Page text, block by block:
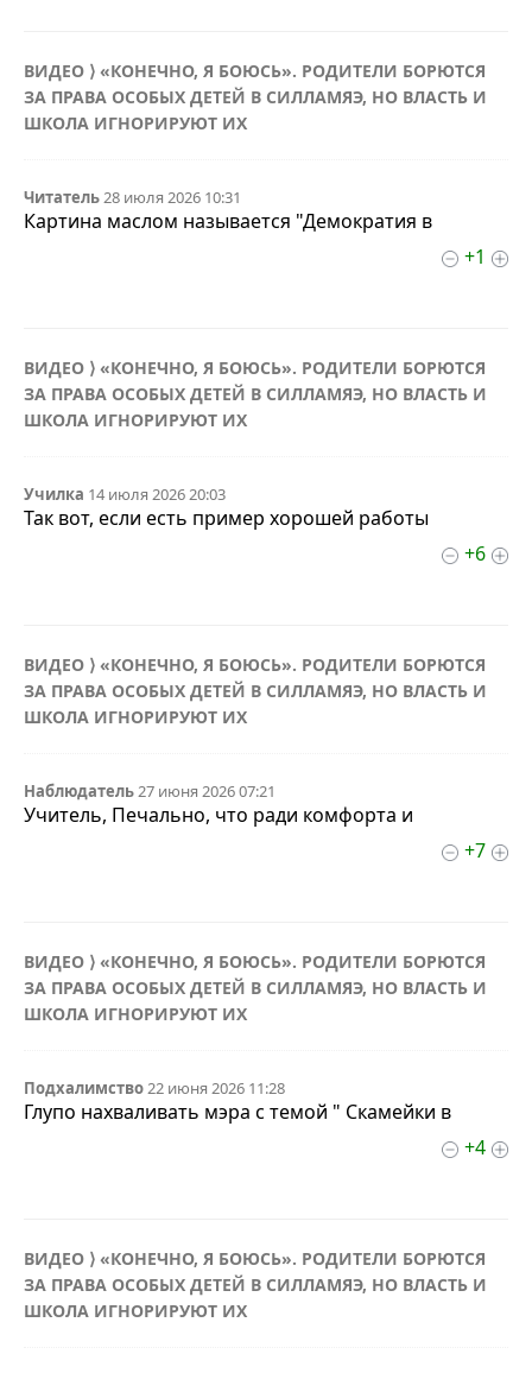
ВИДЕО ⟩ «КОНЕЧНО, Я БОЮСЬ». РОДИТЕЛИ БОРЮТСЯ
ЗА ПРАВА ОСОБЫХ ДЕТЕЙ В СИЛЛАМЯЭ, НО ВЛАСТЬ И
ШКОЛА ИГНОРИРУЮТ ИХ
Читатель28 июля 2026 10:31
Картина маслом называется "Демократия в
+1
ВИДЕО ⟩ «КОНЕЧНО, Я БОЮСЬ». РОДИТЕЛИ БОРЮТСЯ
ЗА ПРАВА ОСОБЫХ ДЕТЕЙ В СИЛЛАМЯЭ, НО ВЛАСТЬ И
ШКОЛА ИГНОРИРУЮТ ИХ
Училка 14 июля 2026 20:03
Так вот, если есть пример хорошей работы
+6
ВИДЕО ⟩ «КОНЕЧНО, Я БОЮСЬ». РОДИТЕЛИ БОРЮТСЯ
ЗА ПРАВА ОСОБЫХ ДЕТЕЙ В СИЛЛАМЯЭ, НО ВЛАСТЬ И
ШКОЛА ИГНОРИРУЮТ ИХ
Наблюдатель27 июня 2026 07:21
Учитель, Печально, что ради комфорта и
+7
ВИДЕО ⟩ «КОНЕЧНО, Я БОЮСЬ». РОДИТЕЛИ БОРЮТСЯ
ЗА ПРАВА ОСОБЫХ ДЕТЕЙ В СИЛЛАМЯЭ, НО ВЛАСТЬ И
ШКОЛА ИГНОРИРУЮТ ИХ
Подхалимство22 июня 2026 11:28
Глупо нахваливать мэра с темой " Скамейки в
+4
ВИДЕО ⟩ «КОНЕЧНО, Я БОЮСЬ». РОДИТЕЛИ БОРЮТСЯ
ЗА ПРАВА ОСОБЫХ ДЕТЕЙ В СИЛЛАМЯЭ, НО ВЛАСТЬ И
ШКОЛА ИГНОРИРУЮТ ИХ